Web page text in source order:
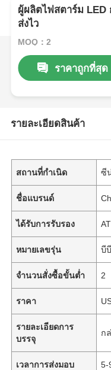
ผู้ผลิตไฟสตาร์ม LED
ส่งไว
MOQ：2
ราคาถูกที่สุด
รายละเอียดสินค้า
สถานที่กำเนิด ซี
ชื่อแบรนด์
ได้รับการรับรอง
หมายเลขรุ่น บี
จำนวนสั่งซื้อขั้นต่ำ 2
ราคา
รายละเอียดการ
บรรจุ
ก
เวลาการส่งมอบ 5-